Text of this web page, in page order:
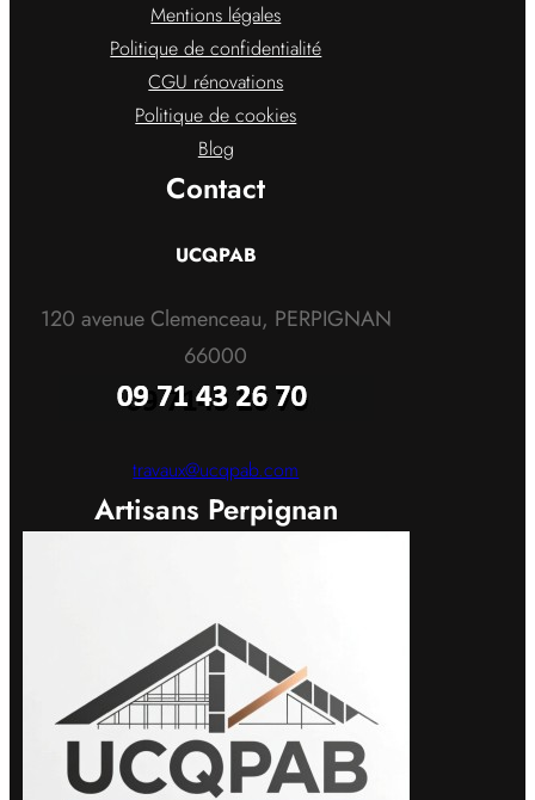
Mentions légales
Politique de confidentialité
CGU rénovations
Politique de cookies
Blog
Contact
UCQPAB
120 avenue Clemenceau, PERPIGNAN
66000
travaux@ucqpab.com
Artisans Perpignan